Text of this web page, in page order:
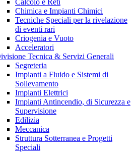
Calcolo e Reti
Chimica e Impianti Chimici
Tecniche Speciali per la rivelazione
di eventi rari
Criogenia e Vuoto
Acceleratori
Tecnica & Servizi Generali
Segreteria
Impianti a Fluido e Sistemi di
Sollevamento
Impianti Elettrici
Impianti Antincendio, di Sicurezza e
Supervisione
Edilizia
Meccanica
Struttura Sotterranea e Progetti
Speciali